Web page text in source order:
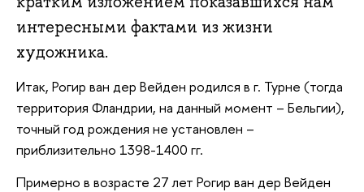
интересными фактами из жизни
художника.
Итак, Рогир ван дер Вейден родился в г. Турне (тогда
территория Фландрии, на данный момент – Бельгии),
точный год рождения не установлен –
приблизительно 1398-1400 гг.
Примерно в возрасте 27 лет Рогир ван дер Вейден